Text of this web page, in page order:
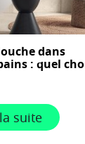
dans
: quel
suite